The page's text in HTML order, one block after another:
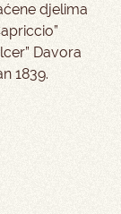
djelima
Davora
1839.